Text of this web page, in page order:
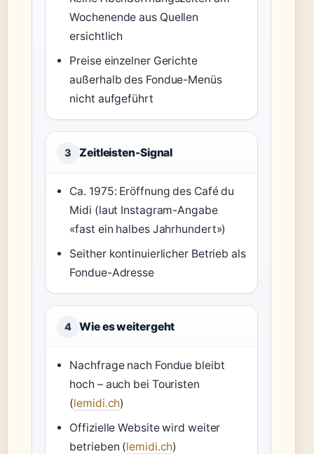
Wochenende aus Quellen
ersichtlich
Preise einzelner Gerichte
außerhalb des Fondue-Menüs
nicht aufgeführt
3 Zeitleisten-Signal
Ca. 1975: Eröffnung des Café du
Midi (laut Instagram-Angabe
«fast ein halbes Jahrhundert»)
Seither kontinuierlicher Betrieb als
Fondue-Adresse
4 Wie es weitergeht
Nachfrage nach Fondue bleibt
hoch – auch bei Touristen
(lemidi.ch)
Offizielle Website wird weiter
betrieben (lemidi.ch)